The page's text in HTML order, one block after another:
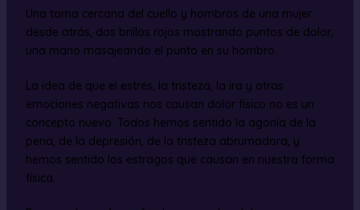
Una toma cercana del cuello y hombros de una mujer
desde atrás, dos brillos rojos mostrando puntos de dolor,
una mano masajeando el punto en su hombro.
La idea de que el estrés, la tristeza, la ira y otras
emociones negativas nos causan dolor físico no es un
concepto nuevo. Todos hemos sentido la agonía de la
pena, de la depresión, de la tristeza abrumadora, y
hemos sentido los estragos que causan en nuestra forma
física.